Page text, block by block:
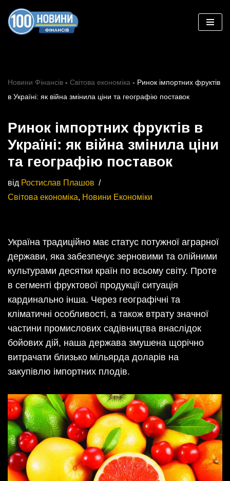
Перейти
Новини Фінансів - Світова економіка - Ринок імпортних фруктів
в Україні: як війна змінила ціни та географію поставок
Ринок імпортних фруктів в
Україні: як війна змінила ціни
та географію поставок
від Ростислав Плашов
Світова економіка, Новини Економіки
Україна традиційно має статус потужної аграрної
держави, яка забезпечує зерновими та олійними
культурами десятки країн по всьому світу. Проте
в сегменті фруктової продукції ситуація
кардинально інша. Через географічні та
кліматичні особливості, а також втрату значної
частини промислових садівництва внаслідок
бойових дій, наша держава змушена щорічно
витрачати близько мільярда доларів на
закупівлю імпортних плодів.